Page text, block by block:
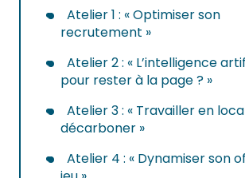
Atelier 1 : « Optimiser son
recrutement »
Atelier 2 : « L’intelligence
pour rester à la page ? »
Atelier 3 : « Travailler en
décarboner »
Atelier 4 : « Dynamiser son